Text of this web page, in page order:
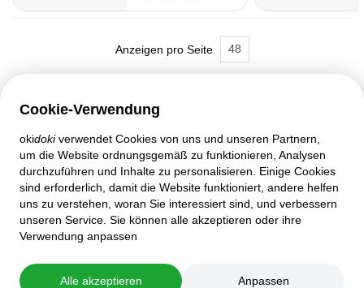
Anzeigen pro Seite 48
Cookie-Verwendung
okidokiverwendet Cookies von uns und unseren Partnern,
um die Website ordnungsgemäß zu funktionieren, Analysen
durchzuführen und Inhalte zu personalisieren. Einige Cookies
sind erforderlich, damit die Website funktioniert, andere helfen
uns zu verstehen, woran Sie interessiert sind, und verbessern
unseren Service. Sie können alle akzeptieren oder ihre
Verwendung anpassen
Alle akzeptieren Anpassen
Kundenbetreuung
Hilfe
Richtlinien und Vereinbarungen
Datenschutzeinstellungen
Desktop-Version
© 2007–2026 oki